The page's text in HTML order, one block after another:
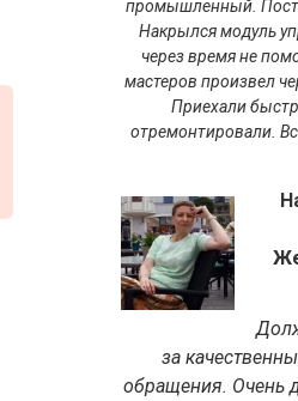
промышленный.
Накрылся модуль
через время не
мастеров произвел
Приехали
отремонтировали.
за
обращения. Очень